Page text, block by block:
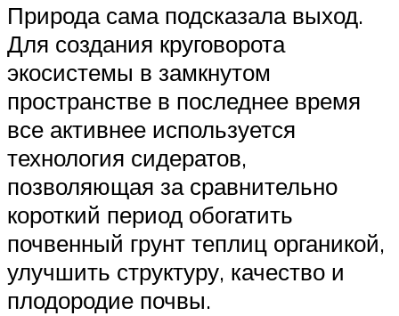
Природа сама подсказала выход.
Для создания круговорота
экосистемы в замкнутом
пространстве в последнее время
все активнее используется
технология сидератов,
позволяющая за сравнительно
короткий период обогатить
почвенный грунт теплиц органикой,
улучшить структуру, качество и
плодородие почвы.